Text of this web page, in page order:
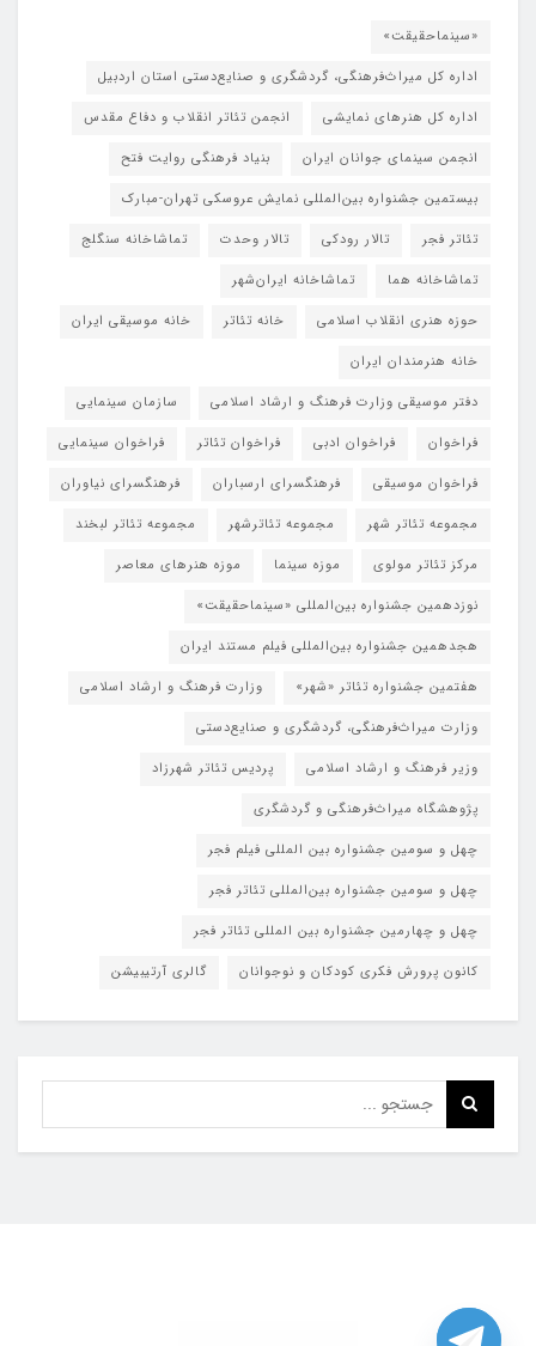
«سینماحقیقت»
اداره کل میراث‌فرهنگی، گردشگری و صنایع‌دستی استان اردبیل
اداره کل هنرهای نمایشی
انجمن تئاتر انقلاب و دفاع مقدس
انجمن سینمای جوانان ایران
بنیاد فرهنگی روایت فتح
بیستمین جشنواره بین‌المللی نمایش عروسکی تهران-مبارک
تئاتر فجر
تالار رودکی تالار وحدت
تماشاخانه سنگلج
تماشاخانه هما
تماشاخانه‌ ایران‌شهر
حوزه هنری انقلاب اسلامی
خانه تئاتر
خانه موسیقی ایران
خانه هنرمندان ایران
دفتر موسیقی وزارت فرهنگ و ارشاد اسلامی
سازمان سینمایی
فراخوان
فراخوان ادبی فراخوان تئاتر
فراخوان سینمایی
فراخوان موسیقی
فرهنگسرای ارسباران
فرهنگسرای نیاوران
مجموعه تئاتر شهر
مجموعه تئاترشهر
مجموعه تئاتر لبخند
مرکز تئاتر مولوی
موزه سینما
موزه هنرهای معاصر
نوزدهمین جشنواره بین‌المللی «سینماحقیقت»
هجدهمین جشنواره بین‌المللی فیلم مستند ایران
هفتمین جشنواره تئاتر «شهر»
وزارت فرهنگ و ارشاد اسلامی
وزارت میراث‌فرهنگی، گردشگری و صنایع‌دستی
وزیر فرهنگ و ارشاد اسلامی
پردیس تئاتر شهرزاد
پژوهشگاه میراث‌فرهنگی و گردشگری
چهل و سومین جشنواره بین المللی فیلم فجر
چهل و سومین جشنواره بین‌المللی تئاتر فجر
چهل و چهارمین جشنواره بین المللی تئاتر فجر
کانون پرورش فکری کودکان و نوجوانان
گالری آرتیبیشن